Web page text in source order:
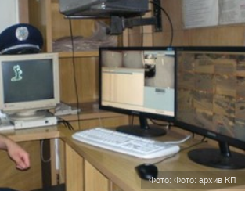
Фото: Фото: архив КП